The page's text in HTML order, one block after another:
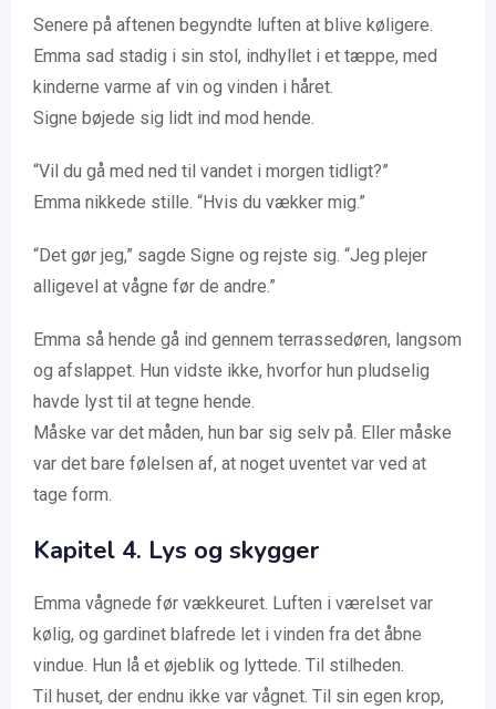
Senere på aftenen begyndte luften at blive køligere.
Emma sad stadig i sin stol, indhyllet i et tæppe, med
kinderne varme af vin og vinden i håret.
Signe bøjede sig lidt ind mod hende.
“Vil du gå med ned til vandet i morgen tidligt?”
Emma nikkede stille. “Hvis du vækker mig.”
“Det gør jeg,” sagde Signe og rejste sig. “Jeg plejer
alligevel at vågne før de andre.”
Emma så hende gå ind gennem terrassedøren, langsom
og afslappet. Hun vidste ikke, hvorfor hun pludselig
havde lyst til at tegne hende.
Måske var det måden, hun bar sig selv på. Eller måske
var det bare følelsen af, at noget uventet var ved at
tage form.
Kapitel 4. Lys og skygger
Emma vågnede før vækkeuret. Luften i værelset var
kølig, og gardinet blafrede let i vinden fra det åbne
vindue. Hun lå et øjeblik og lyttede. Til stilheden.
Til huset, der endnu ikke var vågnet. Til sin egen krop,